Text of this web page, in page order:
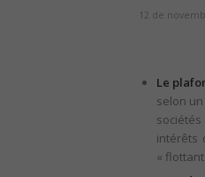
12 de
Le
selon
intérêts
« flottant